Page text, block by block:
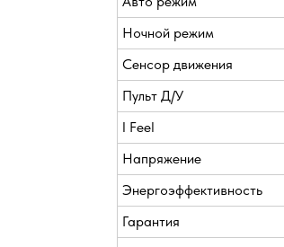
Ночной режим
Сенсор движения
Пульт Д/У
I Feel
Напряжение
Энергоэффективность
Гарантия